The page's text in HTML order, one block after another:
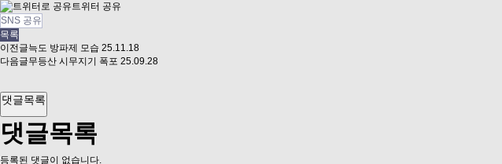
트위터 공유
SNS 공유
목록
이전글늑도 방파제 모습 25.11.18
다음글무등산 시무지기 폭포 25.09.28
댓글목록
댓글목록
등록된 댓글이 없습니다.